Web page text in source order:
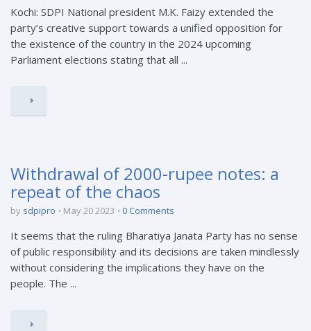
Kochi: SDPI National president M.K. Faizy extended the
party’s creative support towards a unified opposition for
the existence of the country in the 2024 upcoming
Parliament elections stating that all ...
Withdrawal of 2000-rupee notes: a
repeat of the chaos
by sdpipro May 20 2023 0 Comments
It seems that the ruling Bharatiya Janata Party has no sense
of public responsibility and its decisions are taken mindlessly
without considering the implications they have on the
people. The ...